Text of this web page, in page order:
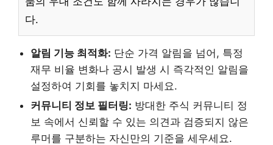
다.
알림 기능 최적화: 단순 가격 알림을 넘어, 특정
재무 비율 변화나 공시 발생 시 즉각적인 알림을
설정하여 기회를 놓치지 마세요.
커뮤니티 정보 필터링: 방대한 주식 커뮤니티 정
보 속에서 신뢰할 수 있는 의견과 검증되지 않은
루머를 구분하는 자신만의 기준을 세우세요.